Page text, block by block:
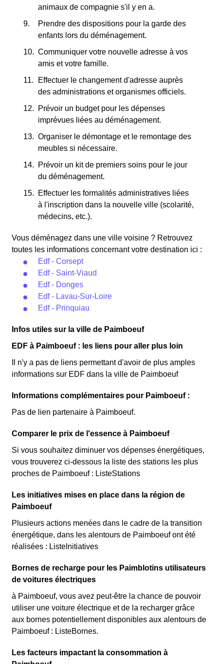
animaux de compagnie s'il y en a.
Prendre des dispositions pour la garde des
enfants lors du déménagement.
Communiquer votre nouvelle adresse à vos
amis et votre famille.
Effectuer le changement d'adresse auprès
des administrations et organismes officiels.
Prévoir un budget pour les dépenses
imprévues liées au déménagement.
Organiser le démontage et le remontage des
meubles si nécessaire.
Prévoir un kit de premiers soins pour le jour
du déménagement.
Effectuer les formalités administratives liées
à l'inscription dans la nouvelle ville (scolarité,
médecins, etc.).
Vous déménagez dans une ville voisine ? Retrouvez
toutes les informations concernant votre destination ici :
Edf - Corsept
Edf - Saint-Viaud
Edf - Donges
Edf - Lavau-Sur-Loire
Edf - Prinquiau
Infos utiles sur la ville de Paimboeuf
EDF à Paimboeuf : les liens pour aller plus loin
Il n'y a pas de liens permettant d'avoir de plus amples
informations sur EDF dans la ville de Paimboeuf
Informations complémentaires pour Paimboeuf :
Pas de lien partenaire à Paimboeuf.
Comparer le prix de l'essence à Paimboeuf
Si vous souhaitez diminuer vos dépenses énergétiques,
vous trouverez ci-dessous la liste des stations les plus
proches de Paimboeuf : ListeStations
Les initiatives mises en place dans la région de
Paimboeuf
Plusieurs actions menées dans le cadre de la transition
énergétique, dans les alentours de Paimboeuf ont été
réalisées : ListeInitiatives
Bornes de recharge pour les Paimblotins utilisateurs
de voitures électriques
à Paimboeuf, vous avez peut-être la chance de pouvoir
utiliser une voiture électrique et de la recharger grâce
aux bornes potentiellement disponibles aux alentours de
Paimboeuf : ListeBornes.
Les facteurs impactant la consommation à